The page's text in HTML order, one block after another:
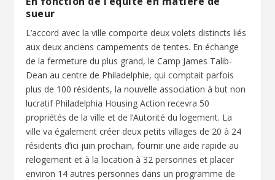
sueur
L’accord avec la ville comporte deux volets distincts liés
aux deux anciens campements de tentes. En échange
de la fermeture du plus grand, le Camp James Talib-
Dean au centre de Philadelphie, qui comptait parfois
plus de 100 résidents, la nouvelle association à but non
lucratif Philadelphia Housing Action recevra 50
propriétés de la ville et de l’Autorité du logement. La
ville va également créer deux petits villages de 20 à 24
résidents d’ici juin prochain, fournir une aide rapide au
relogement et à la location à 32 personnes et placer
environ 14 autres personnes dans un programme de